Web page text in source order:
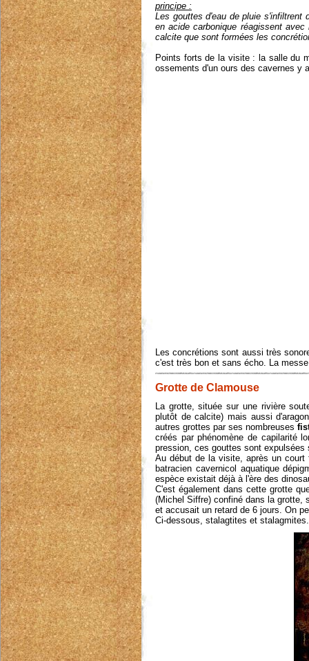
principe :
Les gouttes d'eau de pluie s'infiltrent
en acide carbonique réagissent
calcite que sont formées les
Points forts de la visite : la salle du
ossements d'un ours des cavernes y
Les concrétions sont aussi très
c'est très bon et sans écho. La
Grotte de Clamouse
La grotte, située sur une rivière
plutôt de calcite) mais aussi
autres grottes par ses nombreuses
créés par phénomène de capilarité
pression, ces gouttes sont
Au début de la visite, après un court
batracien cavernicol aquatique
espèce existait déjà à l'ère des
C'est également dans cette grotte
(Michel Siffre) confiné dans la grotte,
et accusait un retard de 6 jours. On
Ci-dessous, stalagtites et stalagmites.